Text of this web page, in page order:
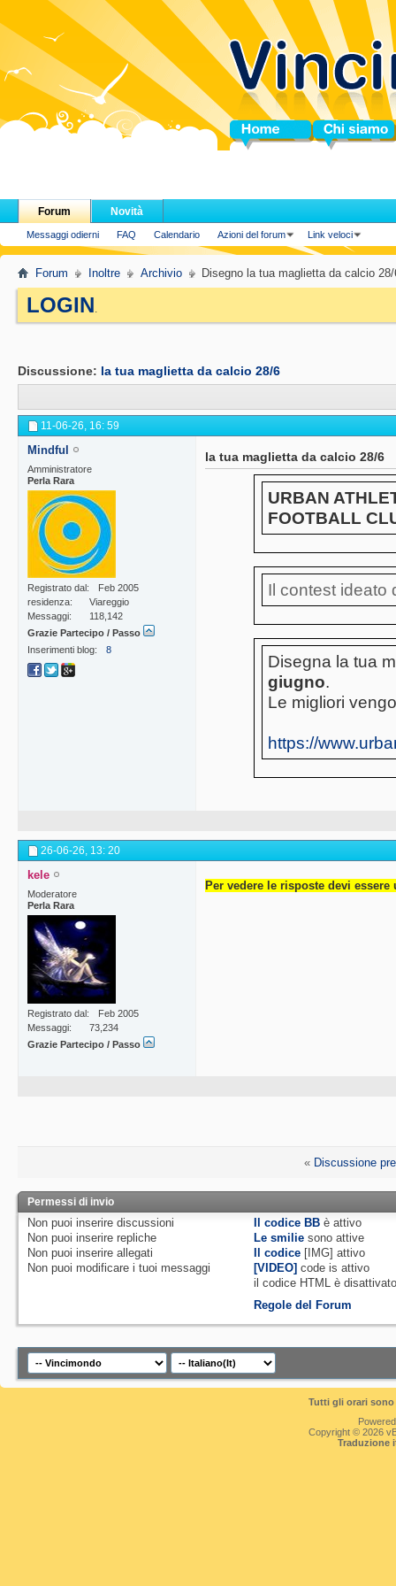
Home Chi siamo
Forum
Messaggi odierni FAQ Calendario Azioni del forum Link veloci
Novità
Forum Inoltre Archivio Disegno la tua maglietta da calcio 28/
LOGIN.
Discussione: la tua maglietta da calcio 28/6
11-06-26, 16: 59
Mindful
Amministratore
Perla Rara
Registrato dal
Feb 2005
residenza
Viareggio
Messaggi
118,142
Grazie Partecipo / Passo
Inserimenti blog
8
la tua maglietta da calcio 28/6
URBAN
FOOTBALL
Il contest ideato
Disegna la tua
giugno.
Le migliori
https://
26-06-26, 13: 20
kele
Moderatore
Perla Rara
Registrato dal
Feb 2005
Messaggi
73,234
Grazie Partecipo / Passo
Per vedere le risposte devi
« Discussione
Permessi di invio
Non puoi inserire discussioni
Non puoi inserire repliche
Non puoi inserire allegati
Non puoi modificare i tuoi messaggi
Il codice BB èattivo
Le smilie sono attive
Il codice [IMG]attivo
[VIDEO] code isattivo
il codice HTML è
Regole del Forum
Tutti gli orari
Copyright © 2026
Traduzione